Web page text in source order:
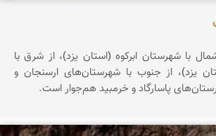
با شهرستان ابرکوه (استان یزد)، از شرق با
یزد)، از جنوب با شهرستان‌های ارسنجان و
پاسارگاد و خرمبید هم‌جوار است.